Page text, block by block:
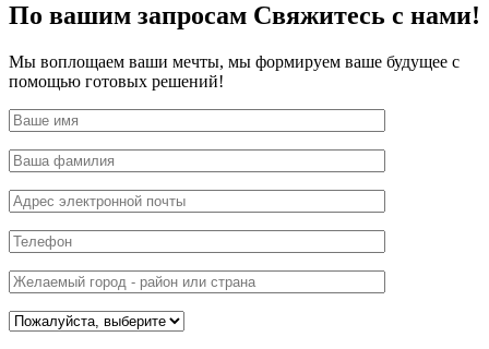
По вашим запросам Свяжитесь с нами!
Мы воплощаем ваши мечты, мы формируем ваше будущее с
помощью готовых решений!